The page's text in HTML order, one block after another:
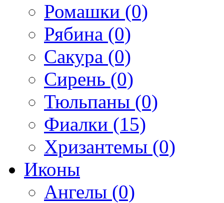
Ромашки (0)
Рябина (0)
Сакура (0)
Сирень (0)
Тюльпаны (0)
Фиалки (15)
Хризантемы (0)
Иконы
Ангелы (0)